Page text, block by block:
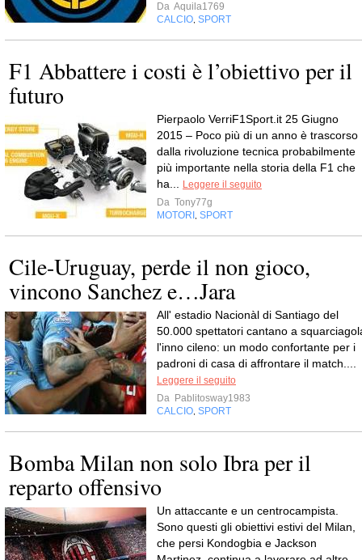
Da Aquila1769
CALCIO SPORT
F1 Abbattere i costi è l’obiettivo per il
futuro
Pierpaolo VerriF1Sport.it 25 Giugno
2015 – Poco più di un anno è trascorso
dalla rivoluzione tecnica probabilmente
più importante nella storia della F1 che
ha...
Leggere il seguito
Da Tony77g
MOTORI
SPORT
Cile-Uruguay, perde il non gioco,
vincono Sanchez e…Jara
All' estadio Nacionàl di Santiago del
50.000 spettatori cantano a
l'inno cileno: un modo confortante per i
padroni di casa di affrontare il match....
Leggere il seguito
Da Pablitosway1983
CALCIO SPORT
Bomba Milan non solo Ibra per il
reparto offensivo
Un attaccante e un centrocampista.
Sono questi gli obiettivi estivi del Milan,
che persi Kondogbia e Jackson